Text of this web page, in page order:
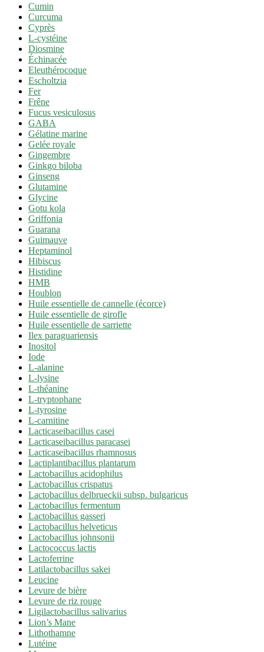
Cumin
Curcuma
Cyprès
L-cystéine
Diosmine
Échinacée
Eleuthérocoque
Escholtzia
Fer
Frêne
Fucus vesiculosus
GABA
Gélatine marine
Gelée royale
Gingembre
Ginkgo biloba
Ginseng
Glutamine
Glycine
Gotu kola
Griffonia
Guarana
Guimauve
Heptaminol
Hibiscus
Histidine
HMB
Houblon
Huile essentielle de cannelle (écorce)
Huile essentielle de girofle
Huile essentielle de sarriette
Ilex paraguariensis
Inositol
Iode
L-alanine
L-lysine
L-théanine
L-tryptophane
L-tyrosine
L-carnitine
Lacticaseibacillus casei
Lacticaseibacillus paracasei
Lacticaseibacillus rhamnosus
Lactiplantibacillus plantarum
Lactobacillus acidophilus
Lactobacillus crispatus
Lactobacillus delbrueckii subsp. bulgaricus
Lactobacillus fermentum
Lactobacillus gasseri
Lactobacillus helveticus
Lactobacillus johnsonii
Lactococcus lactis
Lactoferrine
Latilactobacillus sakei
Leucine
Levure de bière
Levure de riz rouge
Ligilactobacillus salivarius
Lion’s Mane
Lithothamne
Lutéine